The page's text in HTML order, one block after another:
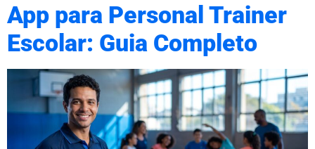
App para Personal Trainer
Escolar: Guia Completo